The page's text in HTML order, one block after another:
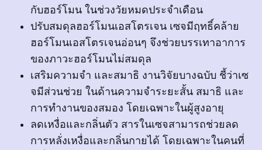
กับฮอร์โมน ในช่วงวัยหมดประจำเดือน
ปรับสมดุลฮอร์โมนเอสโตรเจน เซจมีฤทธิ์คล้าย
ฮอร์โมนเอสโตรเจนอ่อนๆ จึงช่วยบรรเทาอาการ
ของภาวะฮอร์โมนไม่สมดุล
เสริมความจำ และสมาธิ งานวิจัยบางฉบับ ชี้ว่าเซ
จมีส่วนช่วย ในด้านความจำระยะสั้น สมาธิ และ
การทำงานของสมอง โดยเฉพาะในผู้สูงอายุ
ลดเหงื่อและกลิ่นตัว สารในเซจสามารถช่วยลด
การหลั่งเหงื่อและกลิ่นกายได้ โดยเฉพาะในคนที่